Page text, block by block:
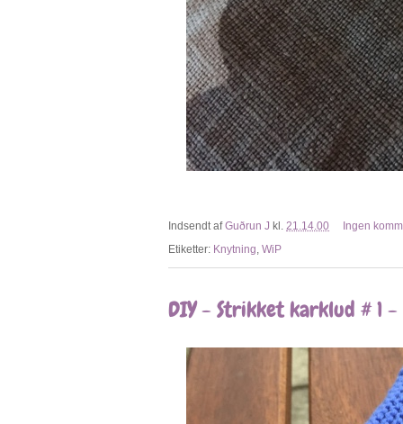
Indsendt afGuðrun J kl. 21.14.00
Ingen
Etiketter: Knytning WiP
DIY - Strikket karklud # 1